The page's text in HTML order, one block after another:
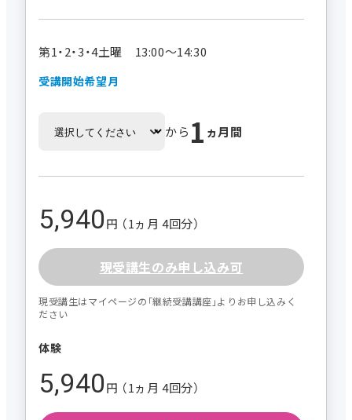
第1・2・3・4土曜 13:00～14:30
受講開始希望月
から 1 ヵ月間
5,940円 （1ヵ月 4回分）
現受講生のみ申し込み可
現受講生はマイページの｢継続受講講座｣よりお申し込みく
ださい
体験
5,940円 （1ヵ月 4回分）